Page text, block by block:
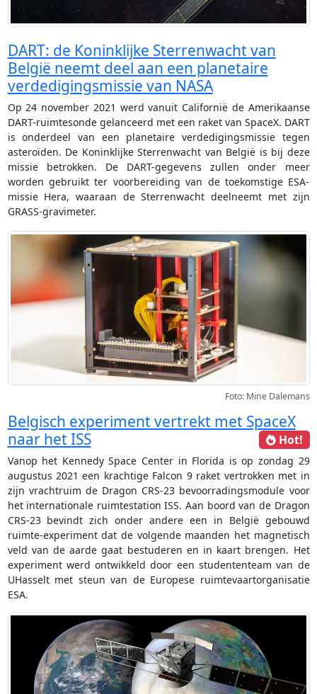
DART: de Koninklijke Sterrenwacht van
België neemt deel aan een planetaire
verdedigingsmissie van NASA
Op 24 november 2021 werd vanuit Californië de Amerikaanse
DART-ruimtesonde gelanceerd met een raket van SpaceX. DART
is onderdeel van een planetaire verdedigingsmissie tegen
asteroïden. De Koninklijke Sterrenwacht van België is bij deze
missie betrokken. De DART-gegevens zullen onder meer
worden gebruikt ter voorbereiding van de toekomstige ESA-
missie Hera, waaraan de Sterrenwacht deelneemt met zijn
GRASS-gravimeter.
Foto: Mine Dalemans
Belgisch experiment vertrekt met SpaceX
naar het ISS
Hot!
Vanop het Kennedy Space Center in Florida is op zondag 29
augustus 2021 een krachtige Falcon 9 raket vertrokken met in
zijn vrachtruim de Dragon CRS-23 bevoorradingsmodule voor
het internationale ruimtestation ISS. Aan boord van de Dragon
CRS-23 bevindt zich onder andere een in België gebouwd
ruimte-experiment dat de volgende maanden het magnetisch
veld van de aarde gaat bestuderen en in kaart brengen. Het
experiment werd ontwikkeld door een studententeam van de
UHasselt met steun van de Europese ruimtevaartorganisatie
ESA.